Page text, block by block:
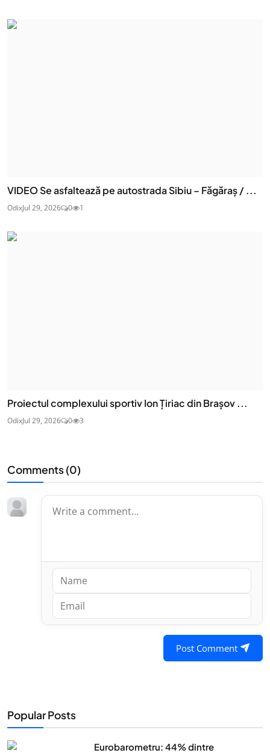
VIDEO Se asfaltează pe autostrada Sibiu – Făgăraș / ...
OdixJul 29, 2026 0 1
Proiectul complexului sportiv Ion Țiriac din Brașov ...
OdixJul 29, 2026 0 3
Comments (0)
Post Comment
Popular Posts
Eurobarometru: 44% dintre